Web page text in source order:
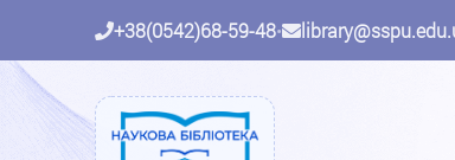
+38(0542)68-59-48•